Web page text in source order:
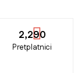
2,290
Pretplatnici